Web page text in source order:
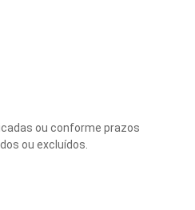
ou conforme prazos
ou excluídos.